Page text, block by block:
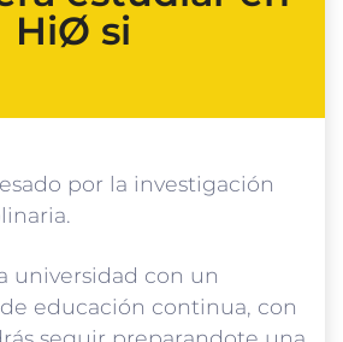
HiØ si
por la investigación
universidad con un
educación continua, con